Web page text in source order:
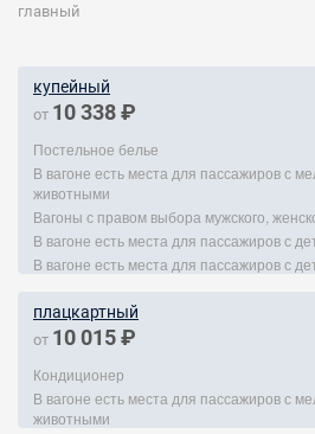
главный
купейный
от 10 338 ₽
Постельное белье
В вагоне есть места для пассажиров с
животными
Вагоны с правом выбора мужского,
В вагоне есть места для пассажиров с
В вагоне есть места для пассажиров с
плацкартный
от 10 015 ₽
Кондиционер
В вагоне есть места для пассажиров с
животными